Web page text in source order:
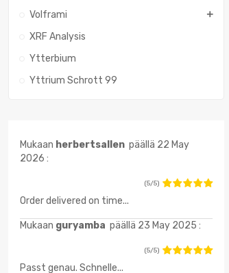
Volframi
XRF Analysis
Ytterbium
Yttrium Schrott 99
Mukaan herbertsallen päällä 22 May
2026 :
(5/5)
Order delivered on time...
Mukaan guryamba päällä 23 May 2025 :
(5/5)
Passt genau. Schnelle...